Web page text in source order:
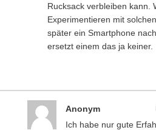
Rucksack verbleiben kann.
Experimentieren mit
später ein Smartphone
ersetzt einem das ja keiner.
Anonym
Ich habe nur gute